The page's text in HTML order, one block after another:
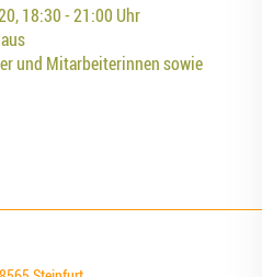
18:30 - 21:00 Uhr
und Mitarbeiterinnen sowie